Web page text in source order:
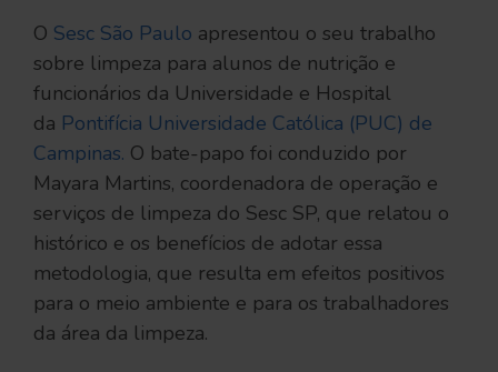
O Sesc São Paulo apresentou o seu trabalho
sobre limpeza para alunos de nutrição e
funcionários da Universidade e Hospital
da Pontifícia Universidade Católica (PUC) de
Campinas. O bate-papo foi conduzido por
Mayara Martins, coordenadora de operação e
serviços de limpeza do Sesc SP, que relatou o
histórico e os benefícios de adotar essa
metodologia, que resulta em efeitos positivos
para o meio ambiente e para os trabalhadores
da área da limpeza.